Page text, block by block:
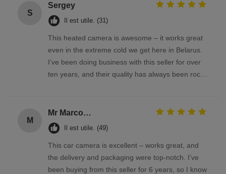
S
Sergey
Il est utile. (31)
This heated camera is awesome – it works great
even in the extreme cold we get here in Belarus.
I’ve been doing business with this seller for over
ten years, and their quality has always been rock-
M
Mr Marco Facchin
Il est utile. (49)
This car camera is excellent – works great, and
the delivery and packaging were top-notch. I’ve
been buying from this seller for 6 years, so I know